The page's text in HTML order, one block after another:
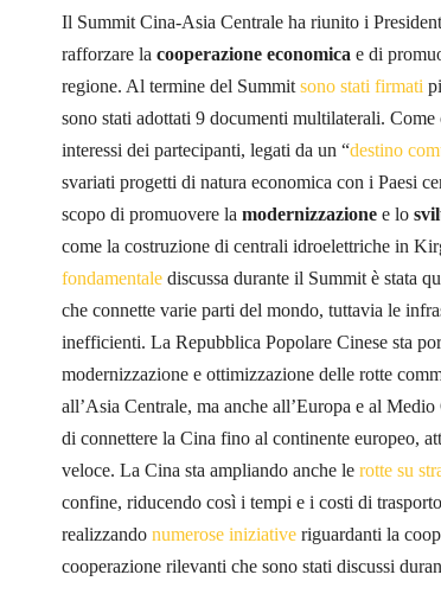
Il Summit Cina-Asia Centrale ha riunito i
rafforzare la cooperazione economica e di
regione. Al termine del Summit sono stati firmati
sono stati adottati 9 documenti multilaterali.
interessi dei partecipanti, legati da un “destino
svariati progetti di natura economica con i Paesi
scopo di promuovere la modernizzazione e lo
come la costruzione di centrali idroelettriche in
fondamentale discussa durante il Summit è stata
che connette varie parti del mondo, tuttavia le
inefficienti. La Repubblica Popolare Cinese sta
modernizzazione e ottimizzazione delle rotte
all’Asia Centrale, ma anche all’Europa e al
di connettere la Cina fino al continente europeo,
veloce. La Cina sta ampliando anche le rotte su
confine, riducendo così i tempi e i costi di
realizzando numerose iniziative riguardanti la
cooperazione rilevanti che sono stati discussi